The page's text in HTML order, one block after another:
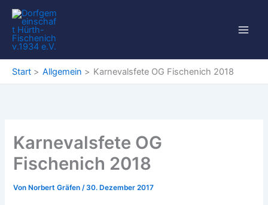
Zum
Inhalt
springen
Start Allgemein Karnevalsfete OG Fischenich 2018
Karnevalsfete OG
Fischenich 2018
Von Norbert Gräfen/30. Dezember 2017